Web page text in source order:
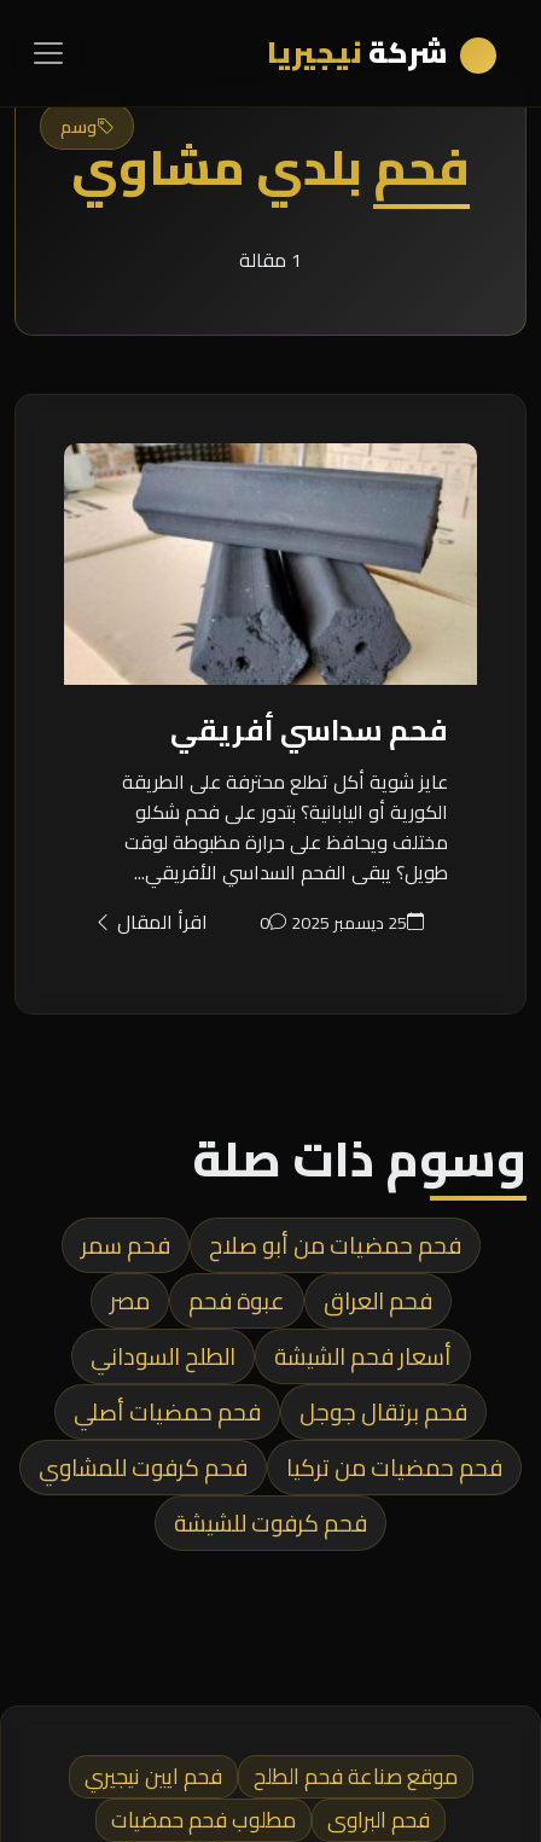
شركةنيجيريا
وسم
فحم بلدي مشاوي
1 مقالة
فحم سداسي أفريقي
عايز شوية أكل تطلع محترفة على الطريقة
الكورية أو اليابانية؟ بتدور على فحم شكلو
مختلف ويحافظ على حرارة مظبوطة لوقت
طويل؟ يبقى الفحم السداسي الأفريقي...
25 ديسمبر 2025 0 اقرأ المقال
وسوم ذات صلة
فحم حمضيات من أبو صلاح
فحم سمر
فحم العراق
عبوة فحم
مصر
أسعار فحم الشيشة
الطلح السوداني
فحم برتقال جوجل
فحم حمضيات أصلي
فحم حمضيات من تركيا
فحم كرفوت للمشاوي
فحم كرفوت للشيشة
موقع صناعة فحم الطلح
فحم ايين نيجيري
فحم البراوى
مطلوب فحم حمضيات